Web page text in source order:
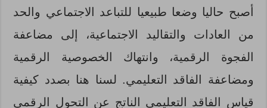
أصبح حاليا وضعا طبيعيا للتباعد الاجتماعي والحد
من العادات والتقاليد الاجتماعية، إلى مضاعفة
الفجوة الرقمية، وانتهاك الخصوصية الرقمية
ومضاعفة الفاقد التعليمي. لسنا هنا بصدد كيفية
قياس الفاقد التعليمي الناتج عن التحول الرقمي